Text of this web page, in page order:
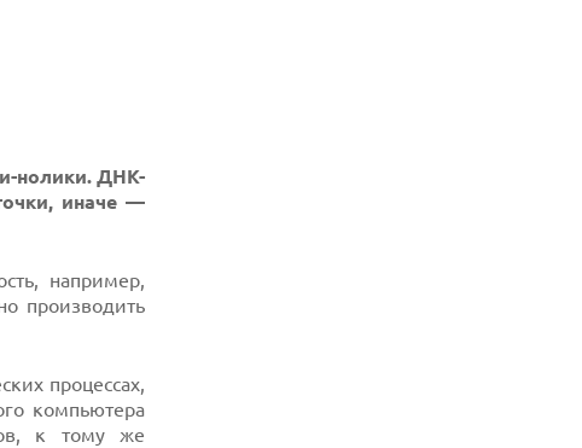
нолики. ДНК-
иначе —
например,
производить
процессах,
компьютера
к тому же